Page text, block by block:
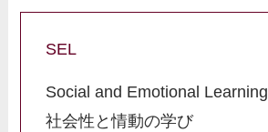
SEL
Social and Emotional Learning
社会性と情動の学び